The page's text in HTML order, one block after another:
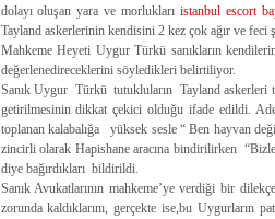
dolayı oluşan yara ve morluklarıistanbul escort
Tayland askerlerinin kendisini 2 kez çok ağır ve
Mahkeme Heyeti Uygur Türkü sanıkların
değerlenedireceklerini söyledikleri belirtiliyor.
Sanık Uygur Türkü tutukluların Tayland askerleri
getirilmesinin dikkat çekici olduğu ifade edildi.
toplanan kalabalığa yüksek sesle “ Ben hayvan
zincirli olarak Hapishane aracına bindirilirken
diye bağırdıkları bildirildi.
Sanık Avukatlarının mahkeme’ye verdiği bir
zorunda kaldıklarını, gerçekte ise,bu Uygurların